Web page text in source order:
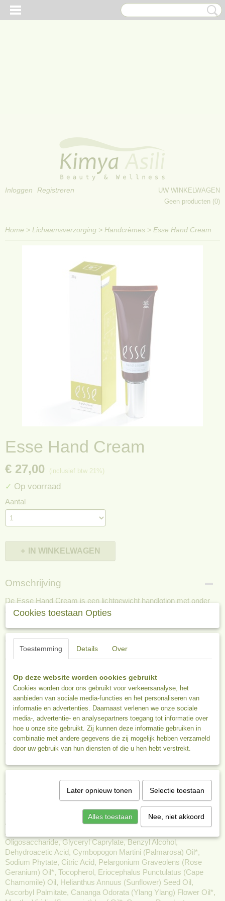
Inloggen Registreren
UW WINKELWAGEN
Geen producten (0)
Home > Lichaamsverzorging > Handcrèmes > Esse Hand Cream
Esse Hand Cream
€ 27,00 (inclusief btw 21%)
✓ Op voorraad
Aantal
IN WINKELWAGEN
Omschrijving
De Esse Hand Cream is een lichtgewicht handlotion met onder
andere Marula olie om de huid te voeden zonder deze vet te
Gedetailleerde informatie over de Esse Hand
Cream
Bevat prebiotica
Licht en voedend
Herstelt zonschade
Verstevigend
Inhoud 50 ml
Gebruik
Aspalathus Linearis (Rooibos) Leaf Extract*, Simmondsia
Chinensis (Jojoba) Seed Oil*, Glycerin, Glyceryl Stearate,
Sodium Stearoyl Lactylate, Glyceryl Stearate Citrate, Cetearyl
Alcohol, Inulin, Sclerocarya Birrea (Marula) Seed Oil, Kigelia
Oligosaccharide, Glyceryl Caprylate, Benzyl Alcohol,
Dehydroacetic Acid, Cymbopogon Martini (Palmarosa) Oil*,
Sodium Phytate, Citric Acid, Pelargonium Graveolens (Rose
Geranium) Oil*, Tocopherol, Eriocephalus Punctulatus (Cape
Chamomile) Oil, Helianthus Annuus (Sunflower) Seed Oil,
Ascorbyl Palmitate, Cananga Odorata (Ylang Ylang) Flower Oil*,
Cookies toestaan Opties
Toestemming Details Over
Op deze website worden cookies gebruikt
Cookies worden door ons gebruikt voor verkeersanalyse, het
aanbieden van sociale media-functies en het personaliseren van
informatie en advertenties. Daarnaast verlenen we onze sociale
media-, advertentie- en analysepartners toegang tot informatie over
hoe u onze site gebruikt. Zij kunnen deze informatie gebruiken in
combinatie met andere gegevens die zij mogelijk hebben verzameld
door uw gebruik van hun diensten of die u hen hebt verstrekt.
Later opnieuw tonen Selectie toestaan
Alles toestaan Nee, niet akkoord